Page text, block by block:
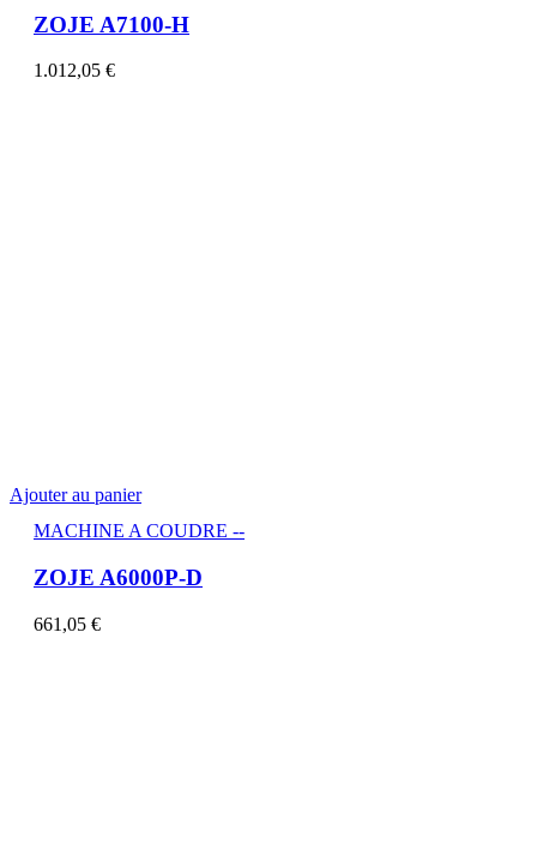
ZOJE A7100-H
1.012,05 €
Ajouter au panier
MACHINE A COUDRE --
ZOJE A6000P-D
661,05 €